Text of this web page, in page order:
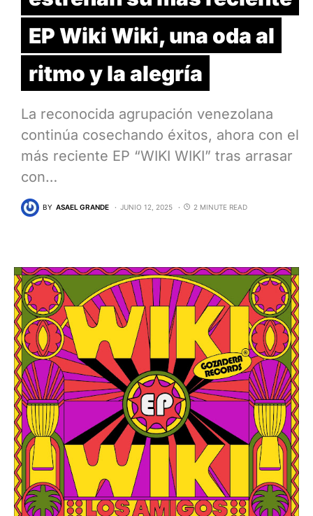
EP Wiki Wiki, una oda al
ritmo y la alegría
La reconocida agrupación venezolana
continúa cosechando éxitos, ahora con el
más reciente EP “WIKI WIKI” tras arrasar
con…
BY ASAEL GRANDE JUNIO 12, 2025 2 MINUTE READ